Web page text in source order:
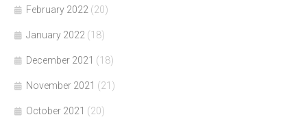
February 2022 (20)
January 2022 (18)
December 2021 (18)
November 2021 (21)
October 2021 (20)